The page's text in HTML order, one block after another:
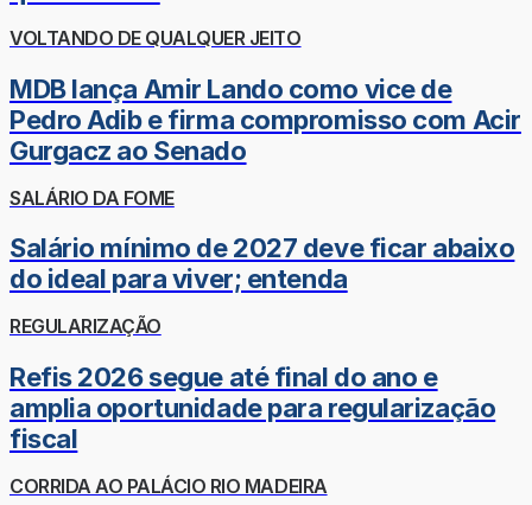
VOLTANDO DE QUALQUER JEITO
MDB lança Amir Lando como vice de
Pedro Adib e firma compromisso com Acir
Gurgacz ao Senado
SALÁRIO DA FOME
Salário mínimo de 2027 deve ficar abaixo
do ideal para viver; entenda
REGULARIZAÇÃO
Refis 2026 segue até final do ano e
amplia oportunidade para regularização
fiscal
CORRIDA AO PALÁCIO RIO MADEIRA